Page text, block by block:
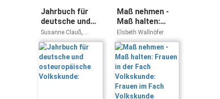
Jahrbuch für
deutsche und
osteuropäische
Volkskunde:
Susanne Clauß,
Elisabeth Fendl,
Tilman Kasten, Werner
Mezger, Michael
Prosser-Schell, Hans-
Werner Retterath
Maß nehmen -
Maß halten:
Frauen in der
Fach
Volkskunde:
Frauen im Fach
Volkskunde
Elsbeth Wallnöfer